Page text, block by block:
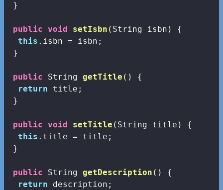
}
public void setIsbn (String isbn)
{
this .isbn = isbn;
}
public String getTitle ()
{
return title;
}
public void setTitle (String title)
{
this .title = title;
}
public String getDescription ()
{
return description;